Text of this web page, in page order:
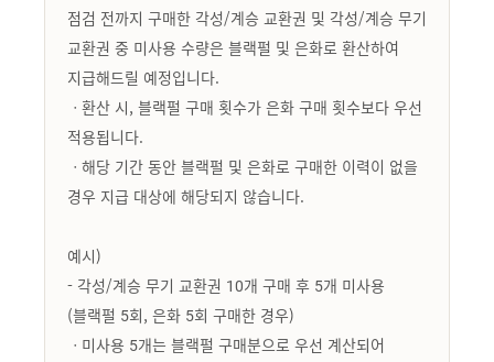
점검 전까지 구매한 각성/계승 교환권 및 각성/계승 무기
교환권 중 미사용 수량은 블랙펄 및 은화로 환산하여
지급해드릴 예정입니다.
ㆍ환산 시, 블랙펄 구매 횟수가 은화 구매 횟수보다 우선
적용됩니다.
ㆍ해당 기간 동안 블랙펄 및 은화로 구매한 이력이 없을
경우 지급 대상에 해당되지 않습니다.
예시)
- 각성/계승 무기 교환권 10개 구매 후 5개 미사용
(블랙펄 5회, 은화 5회 구매한 경우)
ㆍ미사용 5개는 블랙펄 구매분으로 우선 계산되어